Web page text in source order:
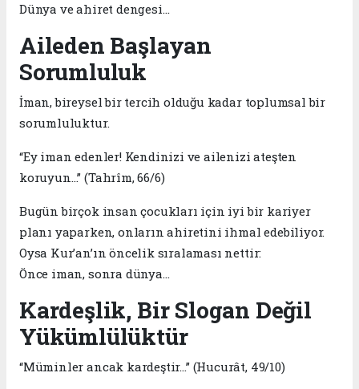
Dünya ve ahiret dengesi…
Aileden Başlayan
Sorumluluk
İman, bireysel bir tercih olduğu kadar toplumsal bir
sorumluluktur.
“Ey iman edenler! Kendinizi ve ailenizi ateşten
koruyun…” (Tahrîm, 66/6)
Bugün birçok insan çocukları için iyi bir kariyer
planı yaparken, onların ahiretini ihmal edebiliyor.
Oysa Kur’an’ın öncelik sıralaması nettir:
Önce iman, sonra dünya…
Kardeşlik, Bir Slogan Değil
Yükümlülüktür
“Müminler ancak kardeştir…” (Hucurât, 49/10)